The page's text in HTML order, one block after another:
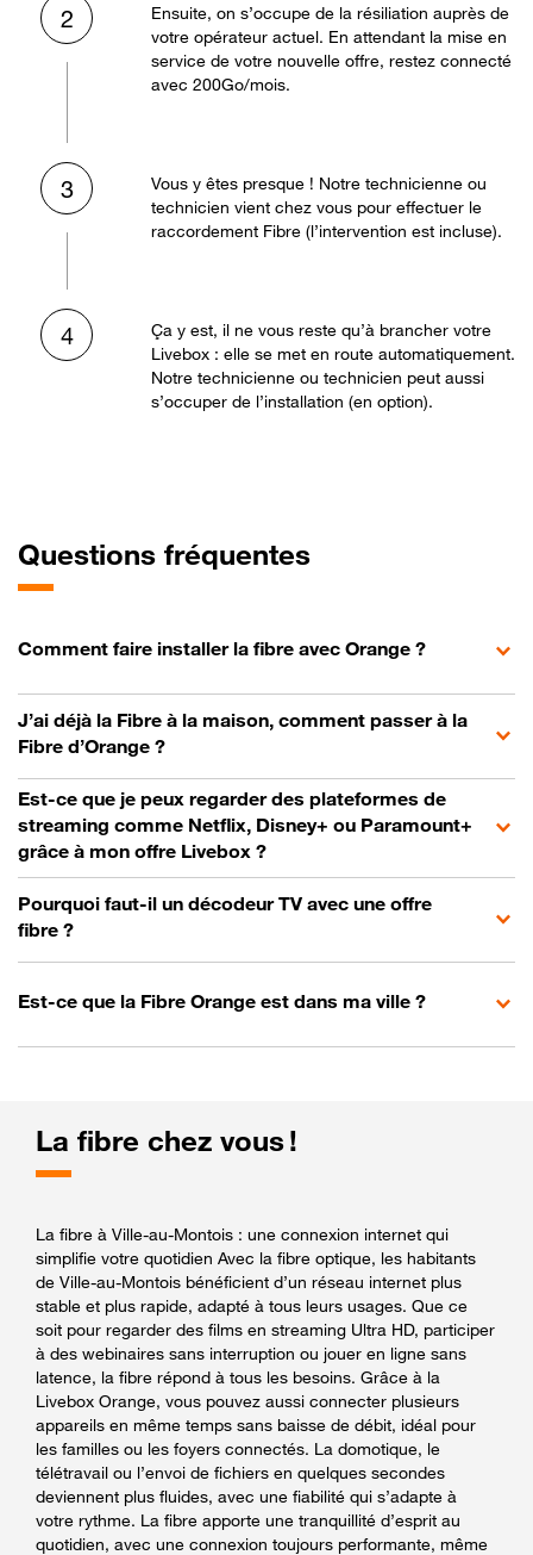
2
Ensuite, on s’occupe de la résiliation auprès de
votre opérateur actuel. En attendant la mise en
service de votre nouvelle offre, restez connecté
avec 200Go/mois.
3
Vous y êtes presque ! Notre technicienne ou
technicien vient chez vous pour effectuer le
raccordement Fibre (l’intervention est incluse).
4
Ça y est, il ne vous reste qu’à brancher votre
Livebox : elle se met en route automatiquement.
Notre technicienne ou technicien peut aussi
s’occuper de l’installation (en option).
Questions fréquentes
Comment faire installer la fibre avec Orange ?
J’ai déjà la Fibre à la maison, comment passer à la
Fibre d’Orange ?
Est-ce que je peux regarder des plateformes de
streaming comme Netflix, Disney+ ou Paramount+
grâce à mon offre Livebox ?
Pourquoi faut-il un décodeur TV avec une offre
fibre ?
Est-ce que la Fibre Orange est dans ma ville ?
La fibre chez vous !
La fibre à Ville-au-Montois : une connexion internet qui
simplifie votre quotidien Avec la fibre optique, les habitants
de Ville-au-Montois bénéficient d’un réseau internet plus
stable et plus rapide, adapté à tous leurs usages. Que ce
soit pour regarder des films en streaming Ultra HD, participer
à des webinaires sans interruption ou jouer en ligne sans
latence, la fibre répond à tous les besoins. Grâce à la
Livebox Orange, vous pouvez aussi connecter plusieurs
appareils en même temps sans baisse de débit, idéal pour
les familles ou les foyers connectés. La domotique, le
télétravail ou l’envoi de fichiers en quelques secondes
deviennent plus fluides, avec une fiabilité qui s’adapte à
votre rythme. La fibre apporte une tranquillité d’esprit au
quotidien, avec une connexion toujours performante, même